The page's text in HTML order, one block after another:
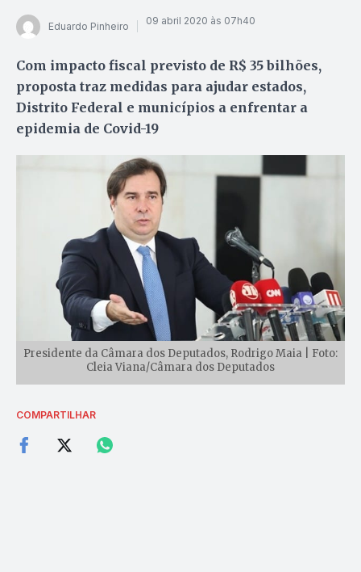
Eduardo Pinheiro 09 abril 2020 às 07h40
Com impacto fiscal previsto de R$ 35 bilhões,
proposta traz medidas para ajudar estados,
Distrito Federal e municípios a enfrentar a
epidemia de Covid-19
Presidente da Câmara dos Deputados, Rodrigo Maia | Foto:
Cleia Viana/Câmara dos Deputados
COMPARTILHAR